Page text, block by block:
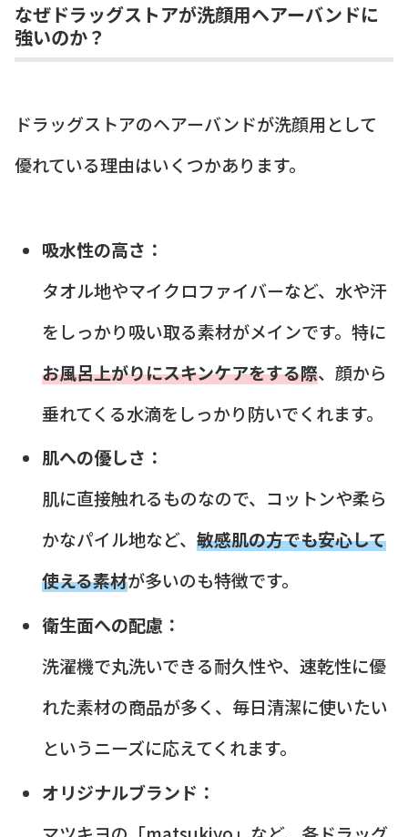
なぜドラッグストアが洗顔用ヘアーバンドに
強いのか？
ドラッグストアのヘアーバンドが洗顔用として
優れている理由はいくつかあります。
吸水性の高さ：
タオル地やマイクロファイバーなど、水や汗
をしっかり吸い取る素材がメインです。特に
お風呂上がりにスキンケアをする際、顔から
垂れてくる水滴をしっかり防いでくれます。
肌への優しさ：
肌に直接触れるものなので、コットンや柔ら
かなパイル地など、 敏感肌の方でも安心して
使える素材が多いのも特徴です。
衛生面への配慮：
洗濯機で丸洗いできる耐久性や、速乾性に優
れた素材の商品が多く、毎日清潔に使いたい
というニーズに応えてくれます。
オリジナルブランド：